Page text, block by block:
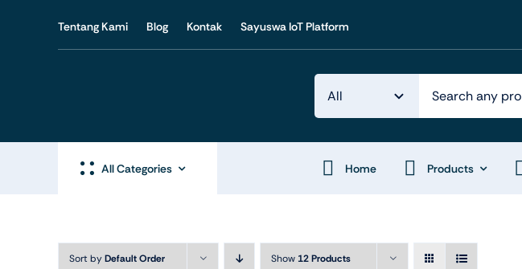
Tentang Kami Blog Kontak Sayuswa IoT Platform
All Categories Home Products
Sort byDefault Order Show 12 Products